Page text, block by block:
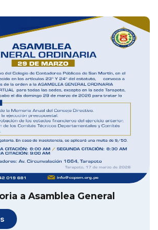
a Asamblea General